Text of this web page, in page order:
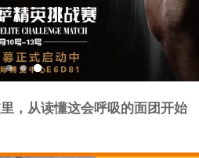
：披萨店の手工基因——汉堡增
手工汉堡炸鸡，打赢存量争夺
，从读懂这会呼吸的面团开始
三季度培训课程排期：从0